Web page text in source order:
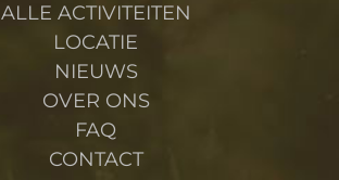
ALLE ACTIVITEITEN
LOCATIE
NIEUWS
OVER ONS
FAQ
CONTACT